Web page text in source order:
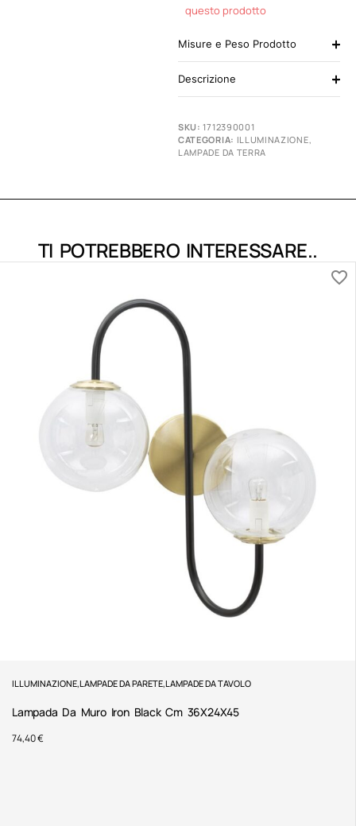
questo prodotto
Misure e Peso Prodotto
Descrizione
SKU:1712390001
CATEGORIA: ILLUMINAZIONE,
LAMPADE DA TERRA
TI POTREBBERO INTERESSARE..
ILLUMINAZIONE,LAMPADE DA PARETE,LAMPADE DA TAVOLO
Lampada Da Muro Iron Black Cm 36X24X45
74,40€